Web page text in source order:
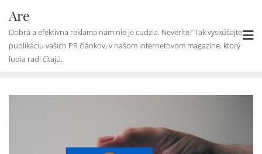
content
Are
Dobrá a efektívna reklama nám nie je cudzia. Neveríte? Tak vyskúšajte
publikáciu vašich PR článkov, v našom internetovom magazíne, ktorý
ľudia radi čítajú.